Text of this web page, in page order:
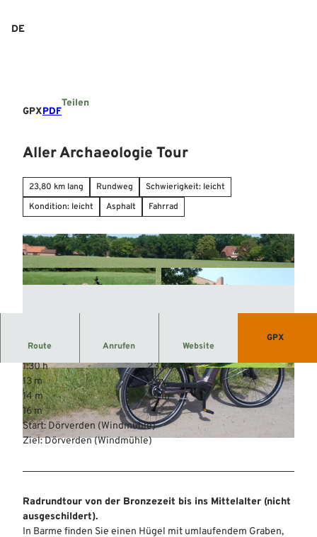
DE
GPXPDF
Teilen
Aller Archaeologie Tour
23,80 km lang Rundweg
Schwierigkeit: leicht
Kondition: leicht
Asphalt Fahrrad
© Mittelweser-Touristik GmbH |CC-BY
© Mittelweser-Touristik GmbH | CC-BY © Mittelweser-Touristik GmbH | CC-BY
Route Anrufen Website
GPX
1:30 h
23,80 km
13 m
8 m
14 m
30 m
16 m
Start: Dörverden (Windmühle)
Ziel: Dörverden (Windmühle)
Radrundtour von der Bronzezeit bis ins Mittelalter (nicht
ausgeschildert).
In Barme finden Sie einen Hügel mit umlaufendem Graben,